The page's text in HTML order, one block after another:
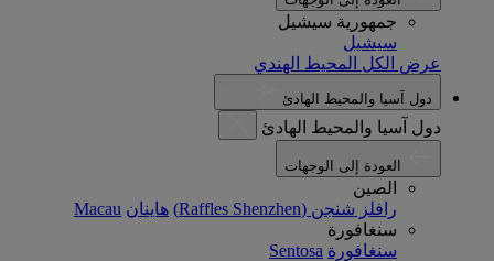
جمهورية سيشيل
سيشيل
عرض الكل المحيط الهندي
دول آسيا والمحيط الهادئ
دول آسيا والمحيط الهادئ
الصين
رافلز شنجن (Raffles Shenzhen)
هاينان Macau
سنغافورة
سنغافورة Sentosa